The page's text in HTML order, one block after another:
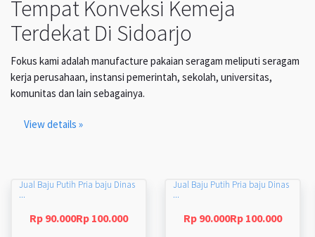
Tempat Konveksi Kemeja
Terdekat Di Sidoarjo
Fokus kami adalah manufacture pakaian seragam meliputi seragam
kerja perusahaan, instansi pemerintah, sekolah, universitas,
komunitas dan lain sebagainya.
View details »
Jual Baju Putih Pria baju Dinas
...
Rp 90.000Rp 100.000
Jual Baju Putih Pria baju Dinas
...
Rp 90.000Rp 100.000